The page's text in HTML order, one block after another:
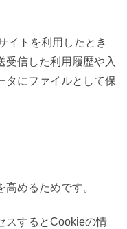
イトを利用したとき
受信した利用履歴や入
タにファイルとして保
めるためです。
スするとCookieの情